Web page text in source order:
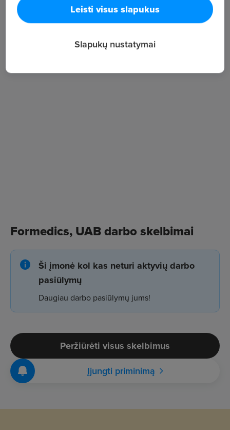
Vid. atlyginimas
Formedics, UAB darbo skelbimai
Ši įmonė kol kas neturi aktyvių darbo
pasiūlymų
Daugiau darbo pasiūlymų jums!
Peržiūrėti visus skelbimus
Įjungti priminimą
Leisti visus slapukus
Slapukų nustatymai